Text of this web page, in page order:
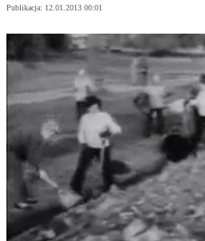
Publikacja: 12.01.2013 00:01